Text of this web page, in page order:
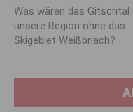
Was wären das Gitschtal
unsere Region ohne das
Skigebiet Weißbriach?